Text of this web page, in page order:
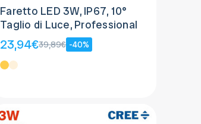
Faretto LED 3W, IP67, 10°
Taglio di Luce, Professional
23,94€39,89€ -40%